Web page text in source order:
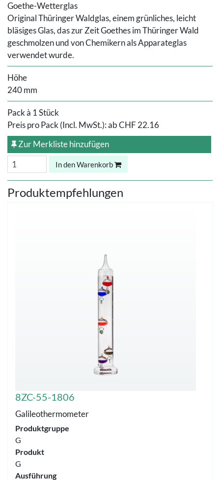
Goethe-Wetterglas
Original Thüringer Waldglas, einem grünliches, leicht
bläsiges Glas, das zur Zeit Goethes im Thüringer Wald
geschmolzen und von Chemikern als Apparateglas
verwendet wurde.
Höhe
240 mm
Pack à 1 Stück
Preis pro Pack (Incl. MwSt.):abCHF 22.16
Zur Merkliste hinzufügen
In den Warenkorb
Produktempfehlungen
8ZC-55-1806
Galileothermometer
Produktgruppe
G
Produkt
G
Ausführung